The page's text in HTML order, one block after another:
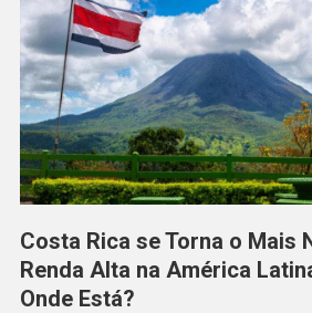
Costa Rica se Torna o Mais
Renda Alta na América
Onde Está?